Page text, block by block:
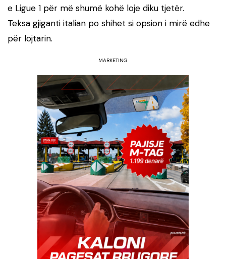
e Ligue 1 për më shumë kohë loje diku tjetër.
Teksa gjiganti italian po shihet si opsion i mirë edhe
për lojtarin.
MARKETING